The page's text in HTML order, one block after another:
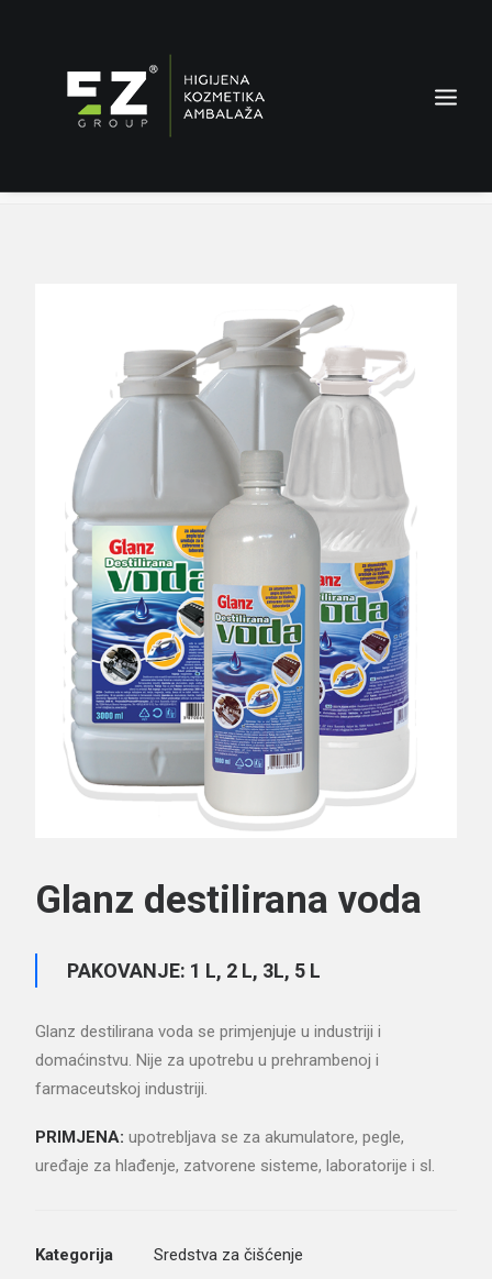
AMBALAŽA
Search
Glanz destilirana voda
Glanz destilirana voda
PAKOVANJE: 1 L, 2 L, 3L, 5 L
Glanz destilirana voda se primjenjuje u industriji i
domaćinstvu. Nije za upotrebu u prehrambenoj i
farmaceutskoj industriji.
PRIMJENA: upotrebljava se za akumulatore, pegle,
uređaje za hlađenje, zatvorene sisteme, laboratorije i sl.
Kategorija Sredstva za čišćenje